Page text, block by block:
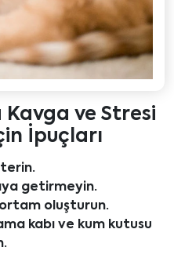
Kavga ve Stresi
İpuçları
getirmeyin.
oluşturun.
kabı ve kum kutusu